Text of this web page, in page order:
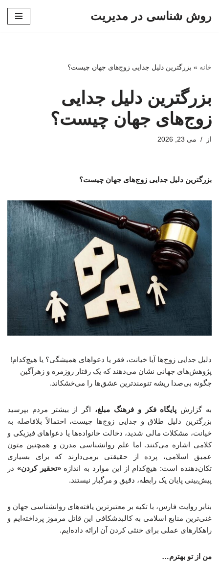
روش شناسی در مدیریت
خانه » بزرگترین دلیل جدایی زوج‌های جهان چیست؟
بزرگترین دلیل جدایی
زوج‌های جهان چیست؟
از می 23, 2026
بزرگترین دلیل جدایی زوج‌های جهان چیست؟
دلیل جدایی زوج‌ها آیا خیانت، فقر یا دعواهای همیشگی؟ یا هیچ‌کدام!
پژوهش‌های جهانی نشان می‌دهند که یک رفتار روزمره و زهرآگین
چگونه بی‌صدا ریشه تنومندترین عشق‌ها را می‌خشکاند.
به گزارش پایگاه فکر و فرهنگ مبلغ، اگر از بیشتر مردم بپرسید
بزرگترین دلیل طلاق و جدایی زوج‌ها چیست، احتمالاً بلافاصله به
خیانت، مشکلات مالی شدید، دخالت خانواده‌ها یا دعواهای فیزیکی و
کلامی اشاره می‌کنند. اما علم روانشناسی مدرن و همچنین متون
عمیق اسلامی، پرده از حقیقتی برمی‌دارند که برای بسیاری
تکان‌دهنده است: هیچ‌کدام از این موارد به اندازه«تحقیر کردن» در
پیش‌بینی پایان یک رابطه، دقیق و مرگبار نیستند.
بنابر روایت فارس، با تکیه بر معتبرترین یافته‌های روانشناسی جهان و
غنی‌ترین منابع اسلامی به کالبدشکافی این قاتل مرموز پرداخته‌ایم و
راهکارهای عملی برای خنثی کردن آن ارائه داده‌ایم.
من از تو بهترم…